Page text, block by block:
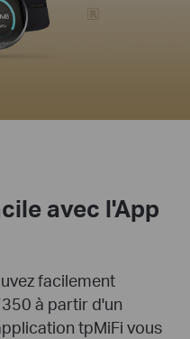
avec l'App
facilement
à partir d'un
tpMiFi vous